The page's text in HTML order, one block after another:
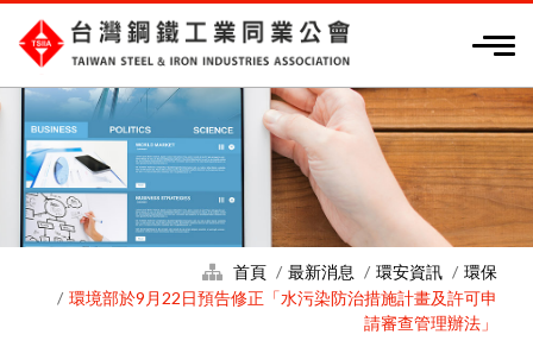
首頁 最新消息 環安資訊
環保
環境部於9月22日預告修正「水污染防治措施計畫及許可申
請審查管理辦法」